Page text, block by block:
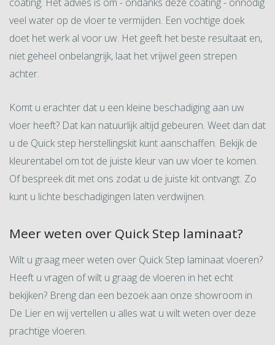
veel water op de vloer te vermijden. Een vochtige doek
doet het werk al voor uw. Het geeft het beste resultaat en,
niet geheel onbelangrijk, laat het vrijwel geen strepen
achter.
Komt u erachter dat u een kleine beschadiging aan uw
vloer heeft? Dat kan natuurlijk altijd gebeuren. Weet dan dat
u de Quick step herstellingskit kunt aanschaffen. Bekijk de
kleurentabel om tot de juiste kleur van uw vloer te komen.
Of bespreek dit met ons zodat u de juiste kit ontvangt. Zo
kunt u lichte beschadigingen laten verdwijnen.
Meer weten over Quick Step laminaat?
Wilt u graag meer weten over Quick Step laminaat vloeren?
Heeft u vragen of wilt u graag de vloeren in het echt
bekijken? Breng dan een bezoek aan onze showroom in
De Lier en wij vertellen u alles wat u wilt weten over deze
prachtige vloeren.